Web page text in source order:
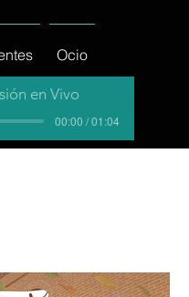
Ocio
en Vivo
00:00 / 01:04